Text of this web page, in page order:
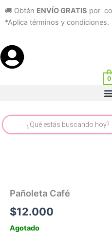
contenido
🚚 Obtén ENVÍO GRATIS por
*Aplica términos y condiciones.
0
Búsqueda
de
productos
Pañoleta Café
$12.000
Agotado